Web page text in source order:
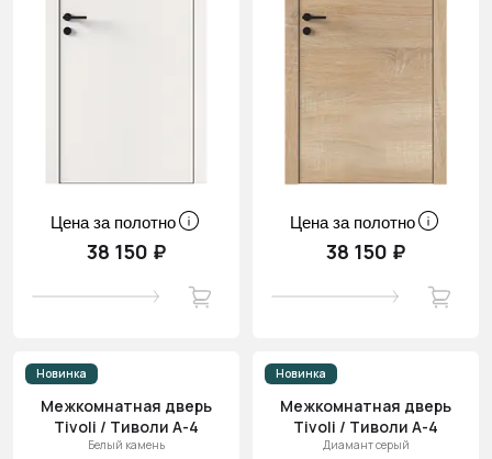
Цена за полотно
38 150 ₽
Цена за полотно
38 150 ₽
Новинка
Межкомнатная дверь
Tivoli / Тиволи А-4
Белый камень
Новинка
Межкомнатная дверь
Tivoli / Тиволи А-4
Диамант серый